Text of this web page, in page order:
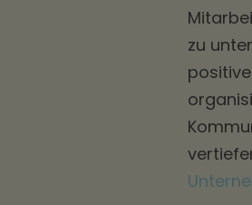
zu